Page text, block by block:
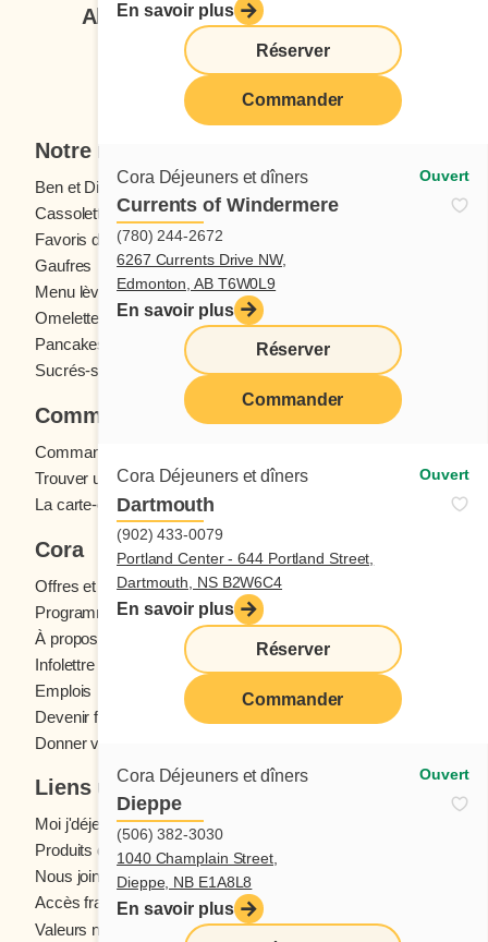
En savoir plus
Réserver
Commander
Cora Déjeuners et dîners Ouvert
Currents of Windermere
(780) 244-2672
6267 Currents Drive NW,
Edmonton, AB T6W0L9
En savoir plus
Réserver
Commander
Cora Déjeuners et dîners Ouvert
Dartmouth
(902) 433-0079
Portland Center - 644 Portland Street,
Dartmouth, NS B2W6C4
En savoir plus
Réserver
Commander
Cora Déjeuners et dîners Ouvert
Dieppe
(506) 382-3030
1040 Champlain Street,
Dieppe, NB E1A8L8
En savoir plus
Abonnez-vous à notre infolettre
Je veux m'inscrire
Notre menu
Ben et Dictine
Boissons
Cassolettes
Crêpes
Favoris des ados
Gaufres
Menu enfants
Menu lève-tôt
Oeufs
Omelettes et Crêpomelettes
Pain doré
Pancakes
Sandwichs
Sucrés-salés
Commander
Commande en ligne
Trouver un restaurant
La carte-cadeau Cora
Cora
Offres et concours
Programme fidélité Cora
À propos des restaurants Cora
Infolettre Cora
Emplois
Devenir franchisé
Donner votre avis
Liens utiles
Moi j'déjeune (Blogue)
Produits d'épicerie
Nous joindre
Accès franchisés
Valeurs nutritives